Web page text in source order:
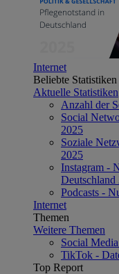
Internet
Beliebte Statistiken
Aktuelle Statistiken
Anzahl der
Social
2025
Soziale
2025
Instagram -
Deutschland
Podcasts -
Internet
Themen
Weitere Themen
Social
TikTok -
Top Report